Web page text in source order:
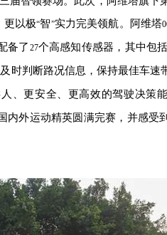
更以极“智”实力完美领航。阿维塔
备了 27个高感知传感器，其中包
时判断路况信息，保持最佳车速
、更安全、更高效的驾驶决策
内外运动精英圆满完赛，并感受